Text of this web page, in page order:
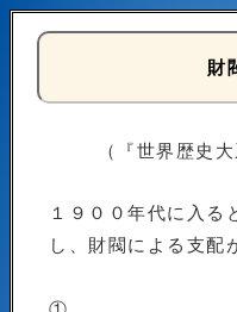
財
（『世界歴史
１９００年代に入る
し、財閥による支配